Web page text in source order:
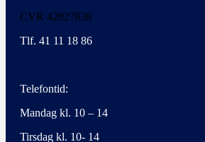
CVR 42027839
Tlf. 41 11 18 86
Telefontid:
Mandag kl. 10 – 14
Tirsdag kl. 10- 14